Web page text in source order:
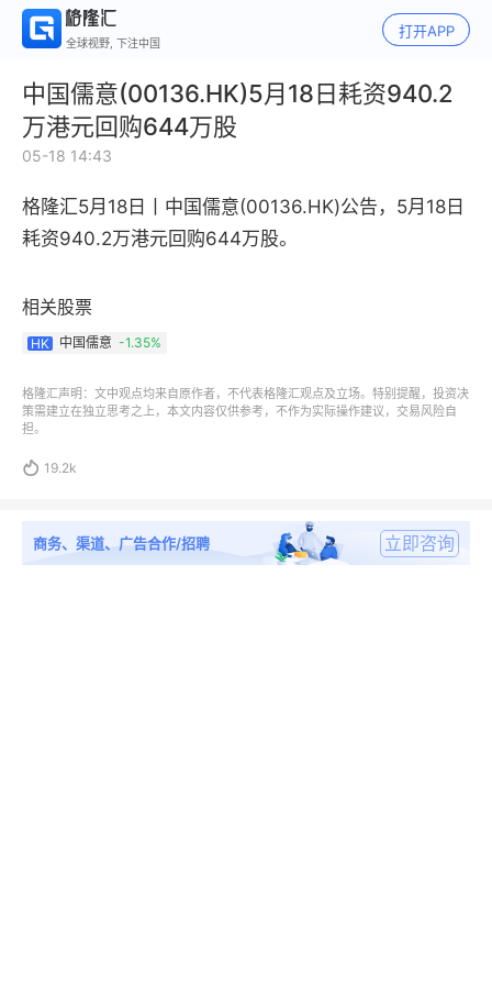
全球视野, 下注中国
打开APP
中国儒意(00136.HK)5月18日耗资940.2
万港元回购644万股
05-18 14:43
格隆汇5月18日丨 中国儒意(00136.HK)公告， 5月18日
耗资940.2万港元回购644万股。
相关股票
HK 中国儒意 -1.35%
格隆汇声明：文中观点均来自原作者，不代表格隆汇观点及立场。特别提醒，投资决
策需建立在独立思考之上，本文内容仅供参考，不作为实际操作建议，交易风险自
担。
 19.2k
商务、渠道、广告合作/招聘 立即咨询